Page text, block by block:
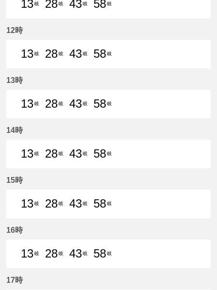
13岐
28岐
43岐
58岐
12時
13岐
28岐
43岐
58岐
13時
13岐
28岐
43岐
58岐
14時
13岐
28岐
43岐
58岐
15時
13岐
28岐
43岐
58岐
16時
13岐
28岐
43岐
58岐
17時